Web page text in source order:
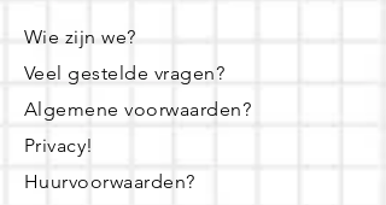
Wie zijn we?
Veel gestelde vragen?
Algemene voorwaarden?
Privacy!
Huurvoorwaarden?